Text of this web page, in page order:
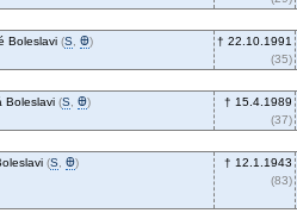
Boleslavi (S Ꚛ)
† 22.10.1991
(35)
Boleslavi (S Ꚛ)
† 15.4.1989
(37)
(S Ꚛ)
† 12.1.1943
(83)